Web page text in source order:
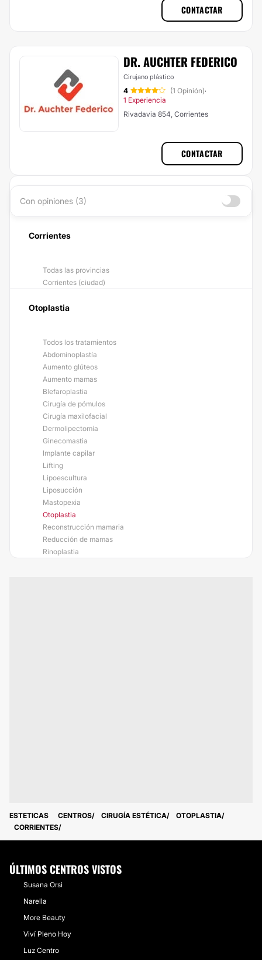
CONTACTAR
DR. AUCHTER FEDERICO
Cirujano plástico
4 (1 Opinión)·
1 Experiencia
Rivadavia 854, Corrientes
CONTACTAR
Con opiniones (3)
Corrientes
Todas las provincias
Corrientes (ciudad)
Otoplastia
Todos los tratamientos
Abdominoplastía
Aumento glúteos
Aumento mamas
Blefaroplastia
Cirugía de pómulos
Cirugía maxilofacial
Dermolipectomía
Ginecomastia
Implante capilar
Lifting
Lipoescultura
Liposucción
Mastopexia
Otoplastia
Reconstrucción mamaria
Reducción de mamas
Rinoplastia
ESTETICAS CENTROS CIRUGÍA ESTÉTICA
OTOPLASTIA
CORRIENTES
ÚLTIMOS CENTROS VISTOS
Susana Orsi
Narella
More Beauty
Viví Pleno Hoy
Luz Centro